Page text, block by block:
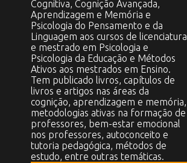
Cognitiva, Cognição Avançada,
Aprendizagem e Memória e
Psicologia do Pensamento e da
Linguagem aos cursos de licenciatura
e mestrado em Psicologia e
Psicologia da Educação e Métodos
Ativos aos mestrados em Ensino.
Tem publicado livros, capítulos de
livros e artigos nas áreas da
cognição, aprendizagem e memória,
metodologias ativas na formação de
professores, bem-estar emocional
nos professores, autoconceito e
tutoria pedagógica, métodos de
estudo, entre outras temáticas.